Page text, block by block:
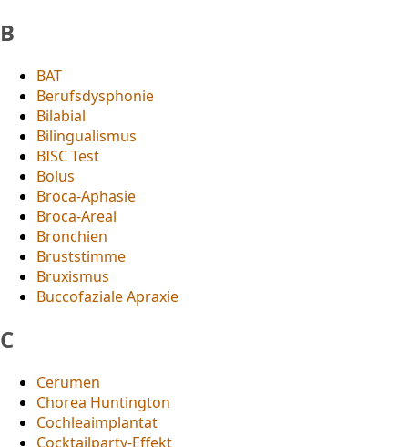
B
BAT
Berufsdysphonie
Bilabial
Bilingualismus
BISC Test
Bolus
Broca-Aphasie
Broca-Areal
Bronchien
Bruststimme
Bruxismus
Buccofaziale Apraxie
C
Cerumen
Chorea Huntington
Cochleaimplantat
Cocktailparty-Effekt